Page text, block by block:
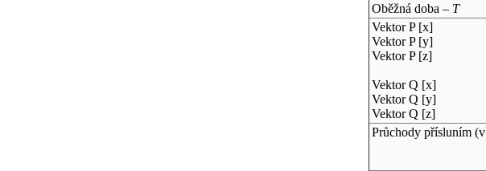
Oběžná doba – T
Vektor P [x]
Vektor P [y]
Vektor P [z]
Vektor Q [x]
Vektor Q [y]
Vektor Q [z]
Průchody přísluním (v